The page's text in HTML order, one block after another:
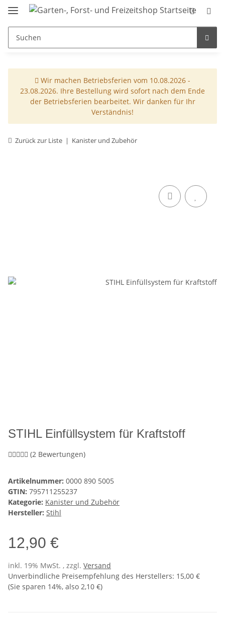
Wir machen Betriebsferien vom 10.08.2026 -
23.08.2026. Ihre Bestellung wird sofort nach dem Ende
der Betriebsferien bearbeitet. Wir danken für Ihr
Verständnis!
Zurück zur Liste Kanister und Zubehör
STIHL Einfüllsystem für Kraftstoff
(2 Bewertungen)
Artikelnummer: 0000 890 5005
GTIN: 795711255237
Kategorie: Kanister und Zubehör
Hersteller: Stihl
12,90 €
inkl. 19% MwSt. , zzgl. Versand
Unverbindliche Preisempfehlung des Herstellers: 15,00 €
(Sie sparen 14%, also 2,10 €)